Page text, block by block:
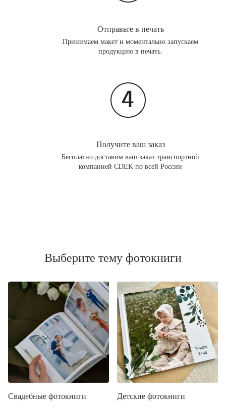
Отправьте в печать
Принимаем макет и моментально запускаем
продукцию в печать.
Получите ваш заказ
Бесплатно доставим ваш заказ транспортной
компанией CDEK по всей России
Выберите тему фотокниги
Свадебные фотокниги Детские фотокниги